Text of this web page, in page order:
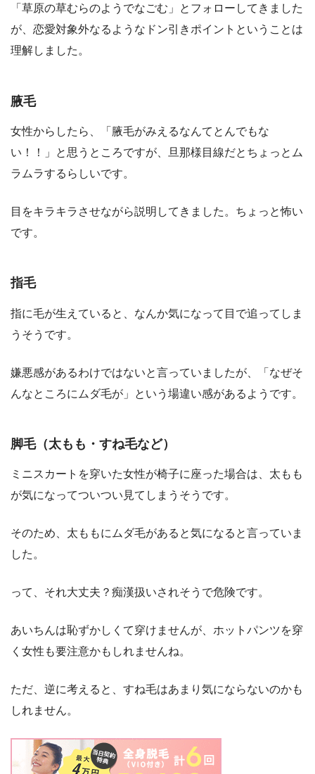
「草原の草むらのようでなごむ」とフォローしてきました
が、恋愛対象外なるようなドン引きポイントということは
理解しました。
腋毛
女性からしたら、「腋毛がみえるなんてとんでもな
い！！」と思うところですが、旦那様目線だとちょっとム
ラムラするらしいです。
目をキラキラさせながら説明してきました。ちょっと怖い
です。
指毛
指に毛が生えていると、なんか気になって目で追ってしま
うそうです。
嫌悪感があるわけではないと言っていましたが、「なぜそ
んなところにムダ毛が」という場違い感があるようです。
脚毛（太もも・すね毛など）
ミニスカートを穿いた女性が椅子に座った場合は、太もも
が気になってついつい見てしまうそうです。
そのため、太ももにムダ毛があると気になると言っていま
した。
って、それ大丈夫？痴漢扱いされそうで危険です。
あいちんは恥ずかしくて穿けませんが、ホットパンツを穿
く女性も要注意かもしれませんね。
ただ、逆に考えると、すね毛はあまり気にならないのかも
しれません。